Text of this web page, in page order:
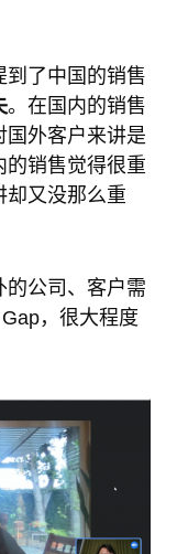
到了中国的销售
。在国内的销售
国外客户来讲是
的销售觉得很重
却又没那么重
的公司、客户需
，很大程度